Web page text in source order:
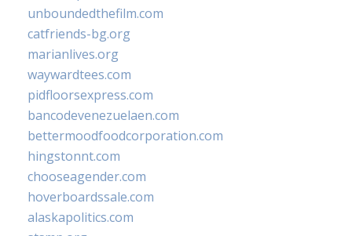
unboundedthefilm.com
catfriends-bg.org
marianlives.org
waywardtees.com
pidfloorsexpress.com
bancodevenezuelaen.com
bettermoodfoodcorporation.com
hingstonnt.com
chooseagender.com
hoverboardssale.com
alaskapolitics.com